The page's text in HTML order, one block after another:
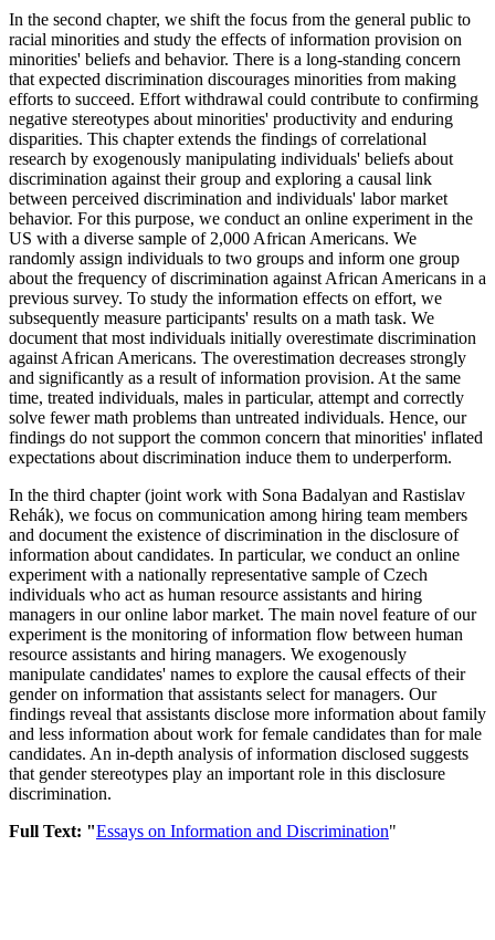
In the second chapter, we shift the focus from the general public to
racial minorities and study the effects of information provision on
minorities' beliefs and behavior. There is a long-standing concern
that expected discrimination discourages minorities from making
efforts to succeed. Effort withdrawal could contribute to confirming
negative stereotypes about minorities' productivity and enduring
disparities. This chapter extends the findings of correlational
research by exogenously manipulating individuals' beliefs about
discrimination against their group and exploring a causal link
between perceived discrimination and individuals' labor market
behavior. For this purpose, we conduct an online experiment in the
US with a diverse sample of 2,000 African Americans. We
randomly assign individuals to two groups and inform one group
about the frequency of discrimination against African Americans in a
previous survey. To study the information effects on effort, we
subsequently measure participants' results on a math task. We
document that most individuals initially overestimate discrimination
against African Americans. The overestimation decreases strongly
and significantly as a result of information provision. At the same
time, treated individuals, males in particular, attempt and correctly
solve fewer math problems than untreated individuals. Hence, our
findings do not support the common concern that minorities' inflated
expectations about discrimination induce them to underperform.
In the third chapter (joint work with Sona Badalyan and Rastislav
Rehák), we focus on communication among hiring team members
and document the existence of discrimination in the disclosure of
information about candidates. In particular, we conduct an online
experiment with a nationally representative sample of Czech
individuals who act as human resource assistants and hiring
managers in our online labor market. The main novel feature of our
experiment is the monitoring of information flow between human
resource assistants and hiring managers. We exogenously
manipulate candidates' names to explore the causal effects of their
gender on information that assistants select for managers. Our
findings reveal that assistants disclose more information about family
and less information about work for female candidates than for male
candidates. An in-depth analysis of information disclosed suggests
that gender stereotypes play an important role in this disclosure
discrimination.
Full Text: "Essays on Information and Discrimination"